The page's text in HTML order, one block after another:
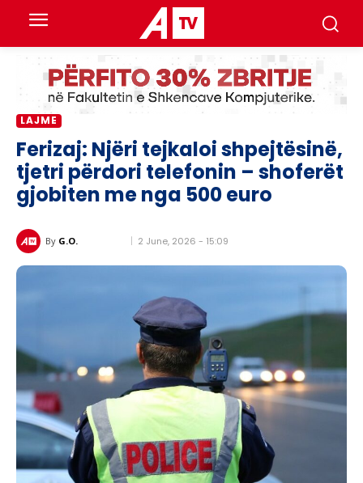
LAJME
Ferizaj: Njëri tejkaloi shpejtësinë,
tjetri përdori telefonin – shoferët
gjobiten me nga 500 euro
By G.O. 2 June, 2026 - 15:09